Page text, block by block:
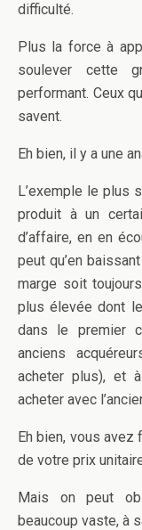
difficulté.
Plus la force à
soulever cette
performant. Ceux
savent.
Eh bien, il y a une
L’exemple le plus
produit à un
d’affaire, en en
peut qu’en
marge soit
plus élevée dont
dans le premier
anciens
acheter plus), et
acheter avec
Eh bien, vous avez
de votre prix
Mais on peut
beaucoup vaste, à